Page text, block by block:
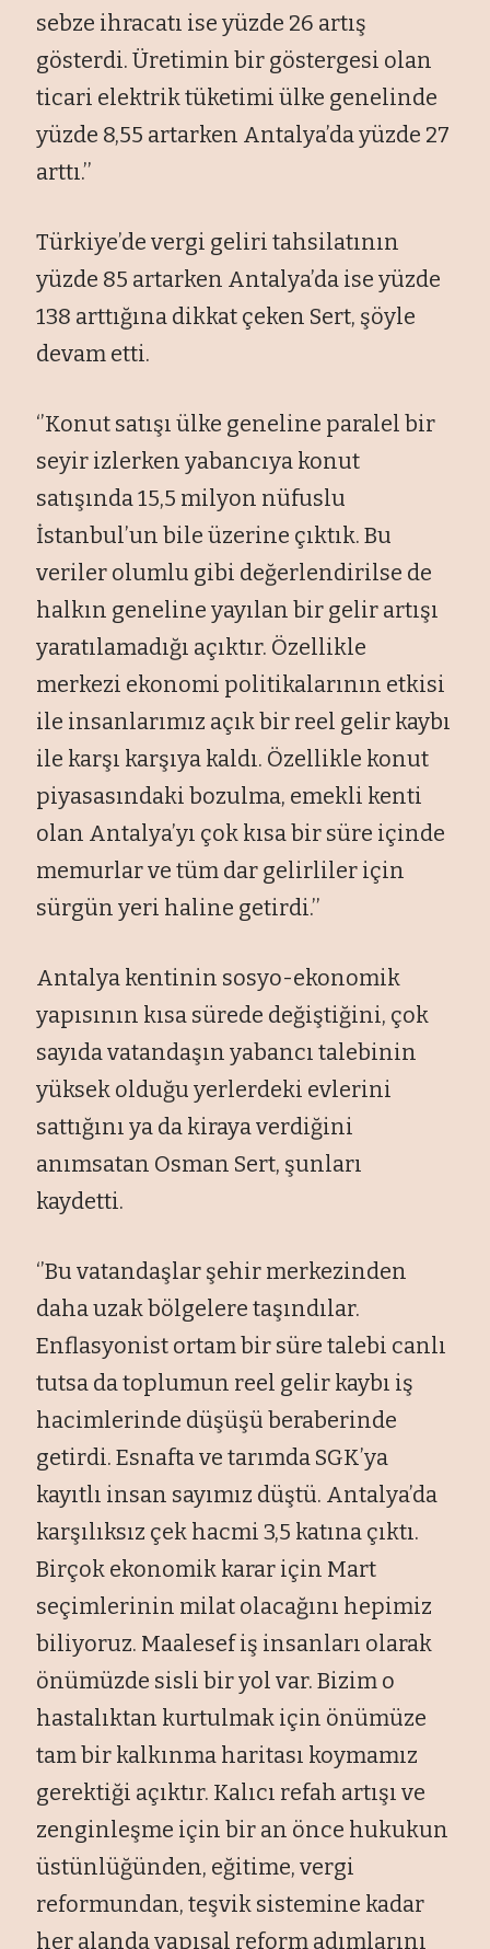
sebze ihracatı ise yüzde 26 artış
gösterdi. Üretimin bir göstergesi olan
ticari elektrik tüketimi ülke genelinde
yüzde 8,55 artarken Antalya’da yüzde 27
arttı.’’
Türkiye’de vergi geliri tahsilatının
yüzde 85 artarken Antalya’da ise yüzde
138 arttığına dikkat çeken Sert, şöyle
devam etti.
‘’Konut satışı ülke geneline paralel bir
seyir izlerken yabancıya konut
satışında 15,5 milyon nüfuslu
İstanbul’un bile üzerine çıktık. Bu
veriler olumlu gibi değerlendirilse de
halkın geneline yayılan bir gelir artışı
yaratılamadığı açıktır. Özellikle
merkezi ekonomi politikalarının etkisi
ile insanlarımız açık bir reel gelir kaybı
ile karşı karşıya kaldı. Özellikle konut
piyasasındaki bozulma, emekli kenti
olan Antalya’yı çok kısa bir süre içinde
memurlar ve tüm dar gelirliler için
sürgün yeri haline getirdi.’’
Antalya kentinin sosyo-ekonomik
yapısının kısa sürede değiştiğini, çok
sayıda vatandaşın yabancı talebinin
yüksek olduğu yerlerdeki evlerini
sattığını ya da kiraya verdiğini
anımsatan Osman Sert, şunları
kaydetti.
‘’Bu vatandaşlar şehir merkezinden
daha uzak bölgelere taşındılar.
Enflasyonist ortam bir süre talebi canlı
tutsa da toplumun reel gelir kaybı iş
hacimlerinde düşüşü beraberinde
getirdi. Esnafta ve tarımda SGK’ya
kayıtlı insan sayımız düştü. Antalya’da
karşılıksız çek hacmi 3,5 katına çıktı.
Birçok ekonomik karar için Mart
seçimlerinin milat olacağını hepimiz
biliyoruz. Maalesef iş insanları olarak
önümüzde sisli bir yol var. Bizim o
hastalıktan kurtulmak için önümüze
tam bir kalkınma haritası koymamız
gerektiği açıktır. Kalıcı refah artışı ve
zenginleşme için bir an önce hukukun
üstünlüğünden, eğitime, vergi
reformundan, teşvik sistemine kadar
her alanda yapısal reform adımlarını